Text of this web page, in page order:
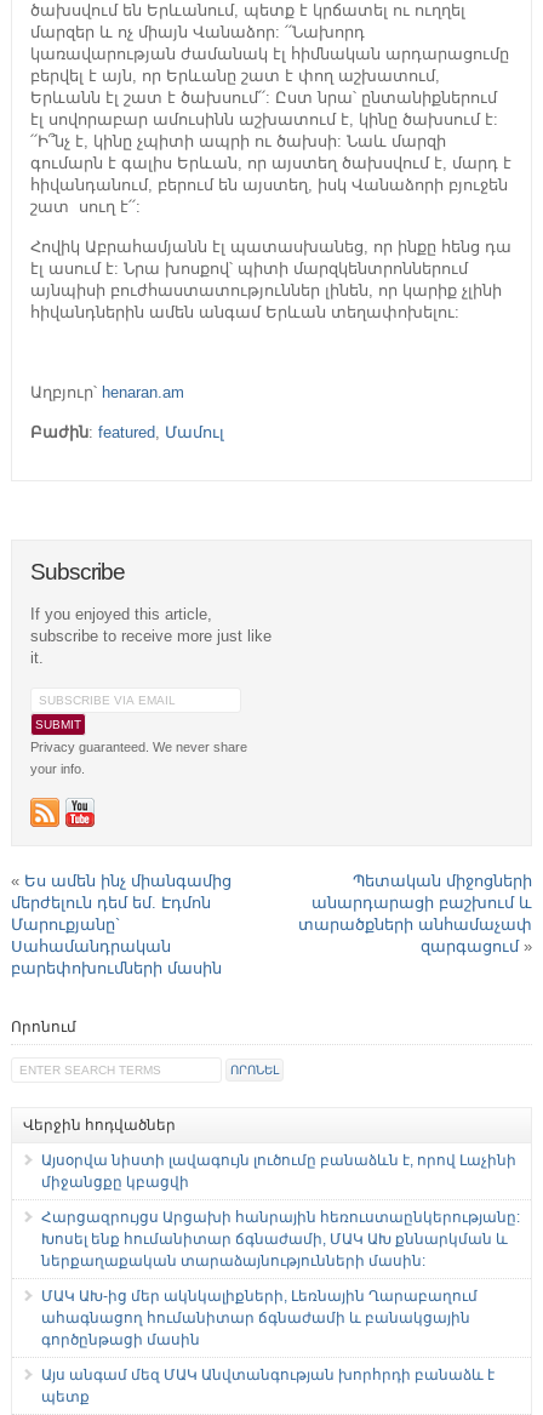
ծախսվում են Երևանում, պետք է կրճատել ու ուղղել
մարզեր և ոչ միայն Վանաձոր: ՛՛Նախորդ
կառավարության ժամանակ էլ հիմնական արդարացումը
բերվել է այն, որ Երևանը շատ է փող աշխատում,
Երևանն էլ շատ է ծախսում՛՛: Ըստ նրա՝ ընտանիքներում
էլ սովորաբար ամուսինն աշխատում է, կինը ծախսում է:
՛՛Ի՞նչ է, կինը չպիտի ապրի ու ծախսի: Նաև մարզի
գումարն է գալիս Երևան, որ այստեղ ծախսվում է, մարդ է
հիվանդանում, բերում են այստեղ, իսկ Վանաձորի բյուջեն
շատ սուղ է՛՛:
Հովիկ Աբրահամյանն էլ պատասխանեց, որ ինքը հենց դա
էլ ասում է: Նրա խոսքով՝ պիտի մարզկենտրոններում
այնպիսի բուժհաստատություններ լինեն, որ կարիք չլինի
հիվանդներին ամեն անգամ Երևան տեղափոխելու:
Աղբյուր՝ henaran.am
Բաժին: featured, Մամուլ
Subscribe
If you enjoyed this article,
subscribe to receive more just like
it.
Privacy guaranteed. We never share
your info.
« Ես ամեն ինչ միանգամից
մերժելուն դեմ եմ. Էդմոն
Մարուքյանը`
Սահամանդրական
բարեփոխումների մասին
Պետական միջոցների
անարդարացի բաշխում և
տարածքների անհամաչափ
զարգացում»
Որոնում
Վերջին հոդվածներ
Այսօրվա նիստի լավագույն լուծումը բանաձևն է, որով Լաչինի
միջանցքը կբացվի
Հարցազրույցս Արցախի հանրային հեռուստաընկերությանը:
Խոսել ենք հումանիտար ճգնաժամի, ՄԱԿ ԱԽ քննարկման և
ներքաղաքական տարաձայնությունների մասին:
ՄԱԿ ԱԽ-ից մեր ակնկալիքների, Լեռնային Ղարաբաղում
ահագնացող հումանիտար ճգնաժամի և բանակցային
գործընթացի մասին
Այս անգամ մեզ ՄԱԿ Անվտանգության խորհրդի բանաձև է
պետք